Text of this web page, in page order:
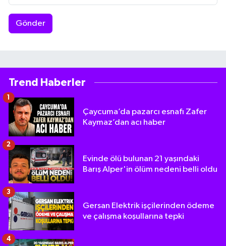
Gönder
Trend Haberler
Çaycuma’da pazarcı esnafı Zafer
Kaymaz’dan acı haber
1
Evinde ölü bulunan 21 yaşındaki
Barış Alper'in ölüm nedeni belli oldu
2
Gersan Elektrik işçilerinden ödeme
ve çalışma koşullarına tepki
3
4